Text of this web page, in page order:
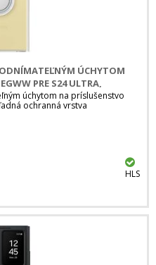
ÚCHYTOM
PRE S24 ULTRA,
úchytom na príslušenstvo
ochranná vrstva
HLS